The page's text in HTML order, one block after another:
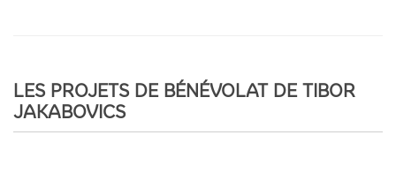
LES PROJETS DE BÉNÉVOLAT DE TIBOR
JAKABOVICS